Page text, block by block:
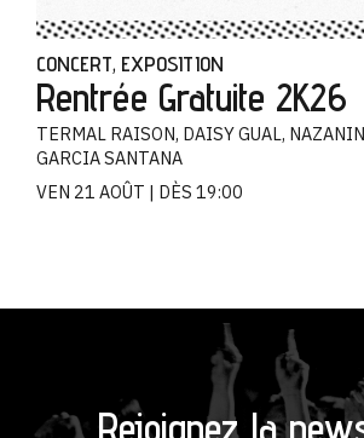
CONCERT, EXPOSITION
Rentrée Gratuite 2K26
TERMAL RAISON, DAISY GUAL,
GARCIA SANTANA
VEN 21 AOÛT
DÈS 19:00
Rejoignez la